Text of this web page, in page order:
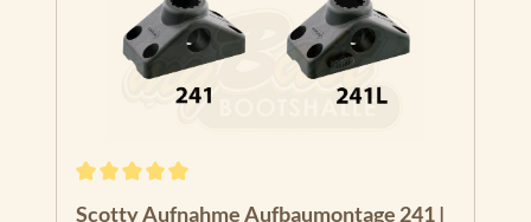
Scotty Aufnahme Aufbaumontage 241 |